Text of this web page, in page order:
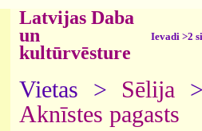
Latvijas Daba
un
kultūrvēsture
Ievadi >2
Vietas > Sēlija
Aknīstes pagasts